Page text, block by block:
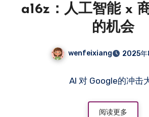
a16z：人工智能 x
的机会
wenfeixiang 2025年
AI 对 Google的冲击
阅读更多